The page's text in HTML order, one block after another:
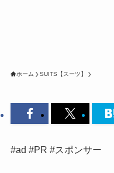
ホーム SUITS【スーツ】
#ad #PR #スポンサー